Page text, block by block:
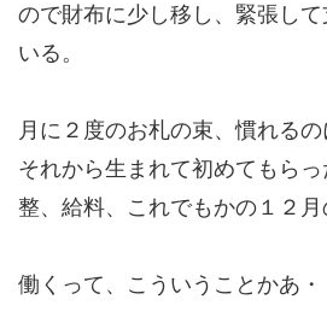
ので財布に少し移し、緊張し
いる。
月に２度のお札の束、慣れるの
それから生まれて初めてもら
整、給料、これでもかの１２月
働くって、こういうことかあ・